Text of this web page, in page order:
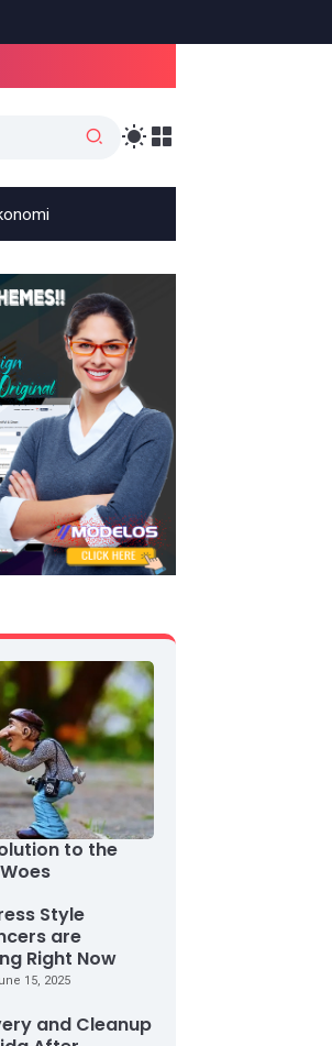
to the
Style
are
Right Now
15, 2025
and Cleanup